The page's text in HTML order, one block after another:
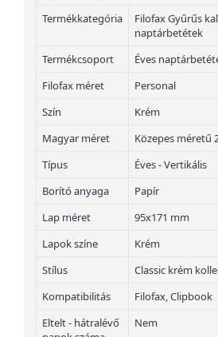
Termékkategória
Filofax Gyűrűs
naptárbetétek
Termékcsoport
Éves
Filofax méret
Personal
Szín
Krém
Magyar méret
Közepes méretű
Típus
Éves - Vertikális
Borító anyaga
Papír
Lap méret
95x171 mm
Lapok színe
Krém
Stílus
Classic krém
Kompatibilitás
Filofax, Clipbook
Eltelt - hátralévő
Nem